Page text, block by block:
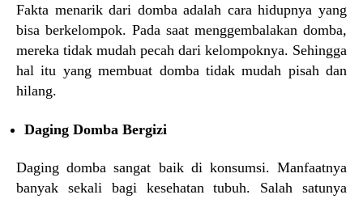
Fakta menarik dari domba adalah cara hidupnya yang
bisa berkelompok. Pada saat menggembalakan domba,
mereka tidak mudah pecah dari kelompoknya. Sehingga
hal itu yang membuat domba tidak mudah pisah dan
hilang.
Daging Domba Bergizi
Daging domba sangat baik di konsumsi. Manfaatnya
banyak sekali bagi kesehatan tubuh. Salah satunya